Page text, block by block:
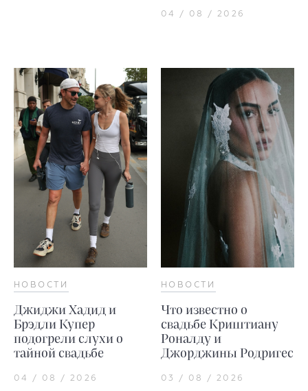
04 / 08 / 2026
НОВОСТИ
Джиджи Хадид и
Брэдли Купер
подогрели слухи о
тайной свадьбе
04 / 08 / 2026
НОВОСТИ
Что известно о
свадьбе Криштиану
Роналду и
Джорджины Родригес
03 / 08 / 2026